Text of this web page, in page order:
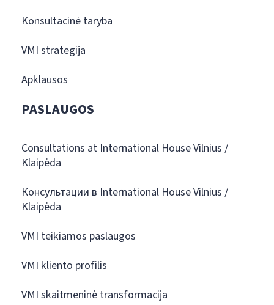
Konsultacinė taryba
VMI strategija
Apklausos
PASLAUGOS
Consultations at International House Vilnius /
Klaipėda
Консультации в International House Vilnius /
Klaipėda
VMI teikiamos paslaugos
VMI kliento profilis
VMI skaitmeninė transformacija